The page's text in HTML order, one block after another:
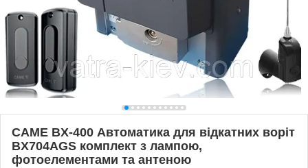
CAME BX-400 Автоматика для відкатних воріт
BX704AGS комплект з лампою,
фотоелементами та антеною